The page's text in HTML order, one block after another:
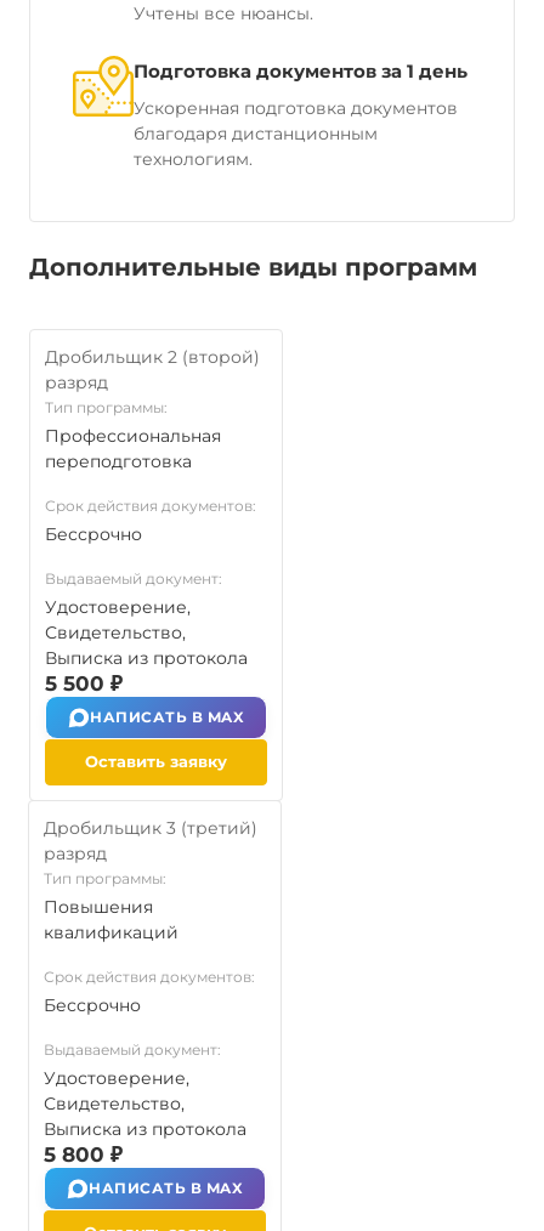
Учтены все нюансы.
Подготовка документов за 1 день
Ускоренная подготовка документов
благодаря дистанционным
технологиям.
Дополнительные виды программ
Дробильщик 2 (второй)
разряд
Тип программы:
Профессиональная
переподготовка
Срок действия документов:
Бессрочно
Выдаваемый документ:
Удостоверение,
Свидетельство,
Выписка из протокола
5 500 ₽
НАПИСАТЬ В MAX
Оставить заявку
Дробильщик 3 (третий)
разряд
Тип программы:
Повышения
квалификаций
Срок действия документов:
Бессрочно
Выдаваемый документ:
Удостоверение,
Свидетельство,
Выписка из протокола
5 800 ₽
НАПИСАТЬ В MAX